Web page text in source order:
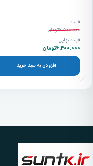
قیمت
۶.۵۰۰.۰۰۰تومان
قیمت نهایی
۶.۴۰۰.۰۰۰تومان
افزودن به سبد خرید